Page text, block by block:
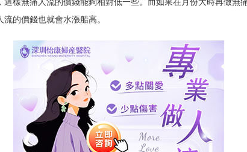
這樣無痛人流的價錢能夠相對低一些。而如果在月份大時再做無
的價錢也就會水漲船高。